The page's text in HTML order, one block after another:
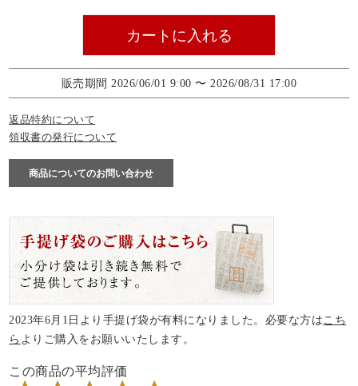
カートに入れる
販売期間 2026/06/01 9:00 〜 2026/08/31 17:00
返品特約について
領収書の発行について
商品についてのお問い合わせ
2023年6月1日より手提げ袋が有料になりました。必要な方はこち
ら よりご購入をお願いいたします。